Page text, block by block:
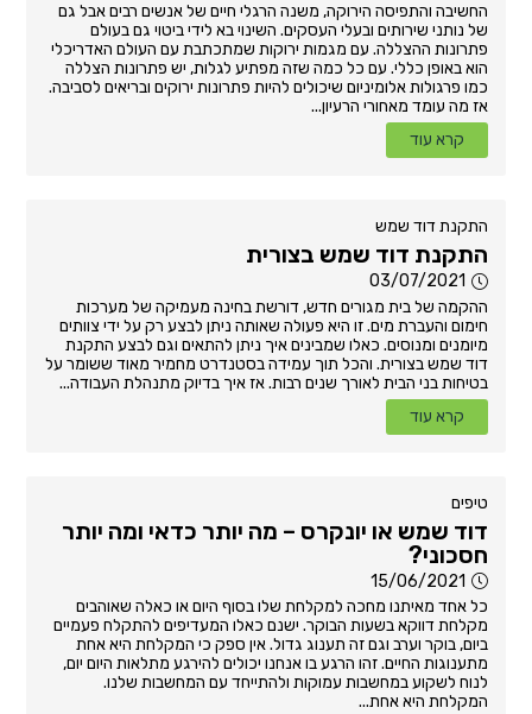
החשיבה והתפיסה הירוקה, משנה הרגלי חיים של אנשים רבים אבל גם
של נותני שירותים ובעלי העסקים. השינוי בא לידי ביטוי גם בעולם
פתרונות ההצללה. עם מגמות ירוקות שמתכתבת עם העולם האדריכלי
הוא באופן כללי. עם כל כמה שזה מפתיע לגלות, יש פתרונות הצללה
כמו פרגולות אלומיניום שיכולים להיות פתרונות ירוקים ובריאים לסביבה.
אז מה עומד מאחורי הרעיון...
קרא עוד
התקנת דוד שמש
התקנת דוד שמש בצורית
03/07/2021
ההקמה של בית מגורים חדש, דורשת בחינה מעמיקה של מערכות
חימום והעברת מים. זו היא פעולה שאותה ניתן לבצע רק על ידי צוותים
מיומנים ומנוסים. כאלו שמבינים איך ניתן להתאים וגם לבצע התקנת
דוד שמש בצורית. והכל תוך עמידה בסטנדרט מחמיר מאוד ששומר על
בטיחות בני הבית לאורך שנים רבות. אז איך בדיוק מתנהלת העבודה...
קרא עוד
טיפים
דוד שמש או יונקרס – מה יותר כדאי ומה יותר
חסכוני?
15/06/2021
כל אחד מאיתנו מחכה למקלחת שלו בסוף היום או כאלה שאוהבים
מקלחת דווקא בשעות הבוקר. ישנם כאלו המעדיפים להתקלח פעמיים
ביום, בוקר וערב וגם זה תענוג גדול. אין ספק כי המקלחת היא אחת
מתענוגות החיים. זהו הרגע בו אנחנו יכולים להירגע מתלאות היום יום,
לנוח לשקוע במחשבות עמוקות ולהתייחד עם המחשבות שלנו.
המקלחת היא אחת...